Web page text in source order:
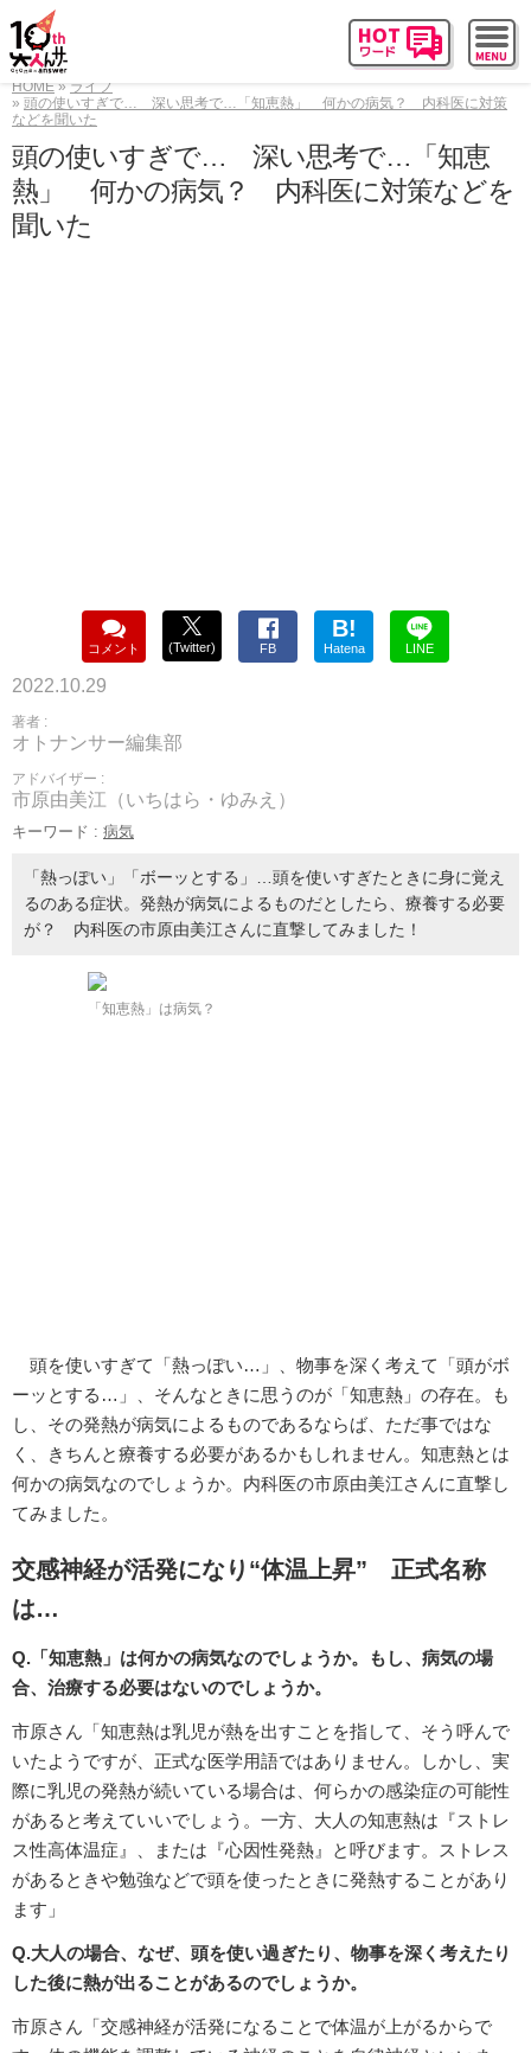
HOME
ライフ
頭の使いすぎで… 深い思考で…「知恵熱」 何かの病気？ 内科医に対策
などを聞いた
頭の使いすぎで… 深い思考で…「知恵
熱」 何かの病気？ 内科医に対策などを
聞いた
コメント (Twitter) FB
B!
Hatena LINE
2022.10.29
著者 :
オトナンサー編集部
アドバイザー :
市原由美江（いちはら・ゆみえ）
キーワード : 病気
「熱っぽい」「ボーッとする」…頭を使いすぎたときに身に覚え
るのある症状。発熱が病気によるものだとしたら、療養する必要
が？ 内科医の市原由美江さんに直撃してみました！
「知恵熱」は病気？
頭を使いすぎて「熱っぽい…」、物事を深く考えて「頭がボ
ーッとする…」、そんなときに思うのが「知恵熱」の存在。も
し、その発熱が病気によるものであるならば、ただ事ではな
く、きちんと療養する必要があるかもしれません。知恵熱とは
何かの病気なのでしょうか。内科医の市原由美江さんに直撃し
てみました。
交感神経が活発になり“体温上昇” 正式名称
は…
Q.「知恵熱」は何かの病気なのでしょうか。もし、病気の場
合、治療する必要はないのでしょうか。
市原さん「知恵熱は乳児が熱を出すことを指して、そう呼んで
いたようですが、正式な医学用語ではありません。しかし、実
際に乳児の発熱が続いている場合は、何らかの感染症の可能性
があると考えていいでしょう。一方、大人の知恵熱は『ストレ
ス性高体温症』、または『心因性発熱』と呼びます。ストレス
があるときや勉強などで頭を使ったときに発熱することがあり
ます」
Q.大人の場合、なぜ、頭を使い過ぎたり、物事を深く考えたり
した後に熱が出ることがあるのでしょうか。
市原さん「交感神経が活発になることで体温が上がるからで